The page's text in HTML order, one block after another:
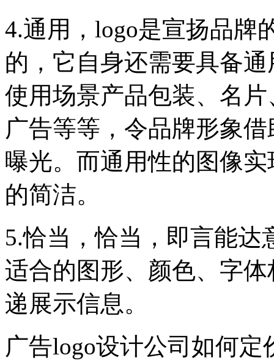
4.通用，logo是宣扬品牌
的，它自身还需要具备
使用场景产品包装、名
广告等等，令品牌形象
曝光。而通用性的图像
的简洁。
5.恰当，恰当，即言能
适合的图形、颜色、字
递展示信息。
广告logo设计公司如何